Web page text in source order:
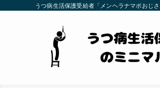
うつ病生活保護受給者「メンヘラナマポおじさ